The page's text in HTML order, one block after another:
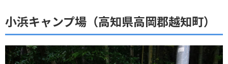
小浜キャンプ場（高知県高岡郡越知町）